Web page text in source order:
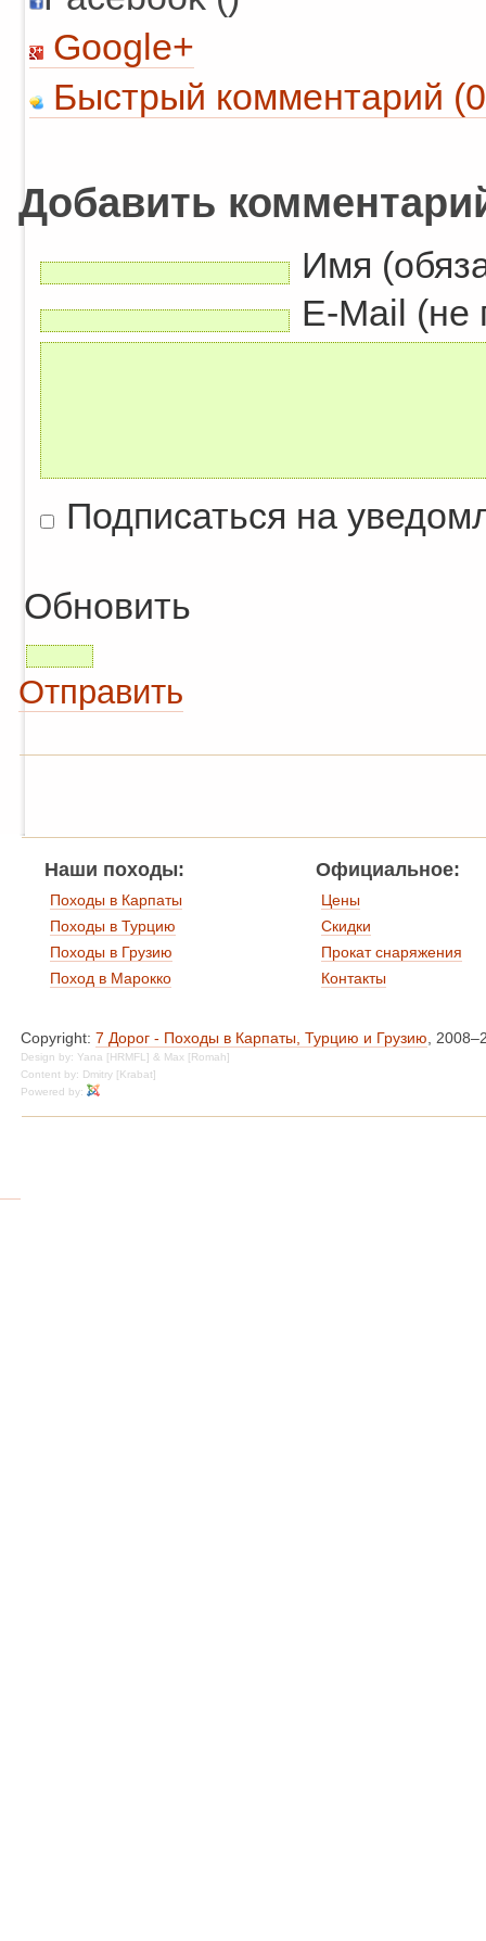
Google+
Быстрый комментарий
Добавить
Имя
E-Mail (не
Подписаться на
Обновить
Отправить
Наши походы:
Походы в Карпаты
Походы в Турцию
Походы в Грузию
Поход в Марокко
Официальное:
Цены
Скидки
Прокат снаряжения
Контакты
Copyright: 7 Дорог - Походы в Карпаты, Турцию и Грузию,
Design by: Yana [HRMFL] & Max [Romah]
Content by: Dmitry [Krabat]
Powered by: